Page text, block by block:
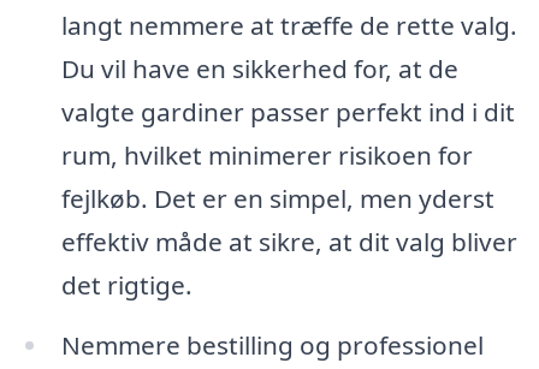
langt nemmere at træffe de rette valg.
Du vil have en sikkerhed for, at de
valgte gardiner passer perfekt ind i dit
rum, hvilket minimerer risikoen for
fejlkøb. Det er en simpel, men yderst
effektiv måde at sikre, at dit valg bliver
det rigtige.
Nemmere bestilling og professionel